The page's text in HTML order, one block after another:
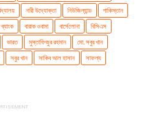
নারী উদ্যোক্তা নিউজিল্যান্ড
পাকিস্তান
ব্যাংক বারাক ওবামা বার্সেলোনা
বিসিএস
ভারত মুস্তাফিজুর রহমান
মো. সবুর খান
সবুর খান সাকিব আল হাসান
সাফল্য